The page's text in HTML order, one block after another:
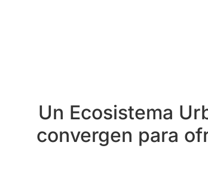
Un Ecosistema
convergen para